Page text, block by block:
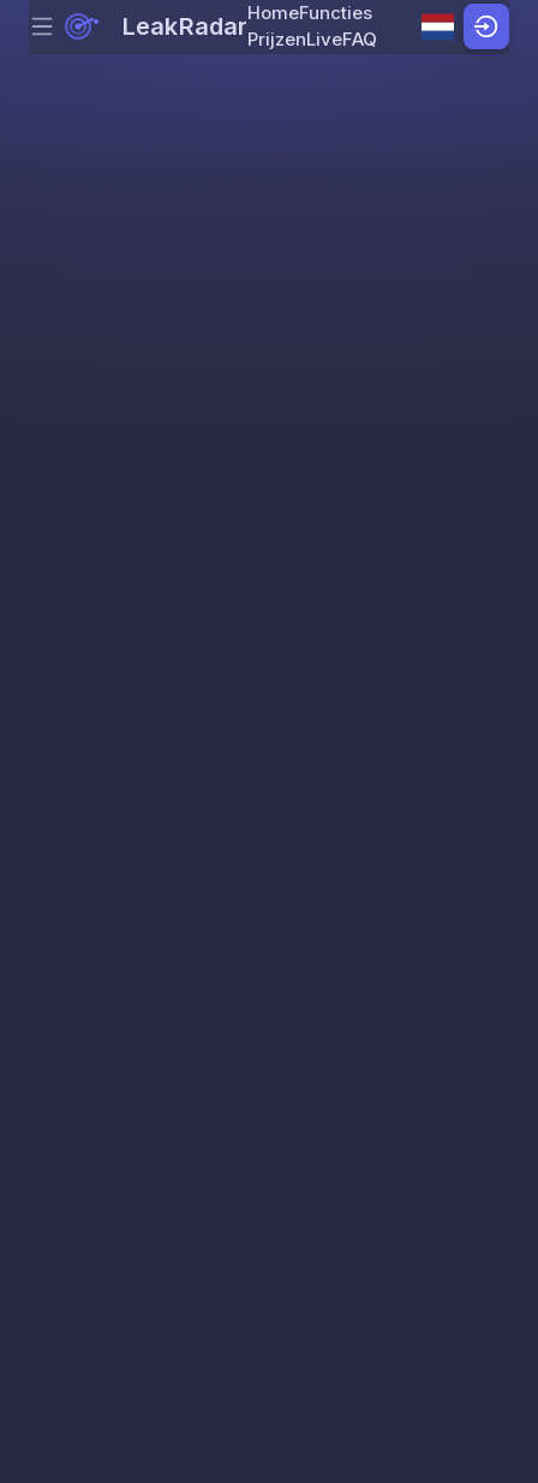
Skip to content
Menu LeakRadarHomeFuncties
PrijzenLiveFAQ